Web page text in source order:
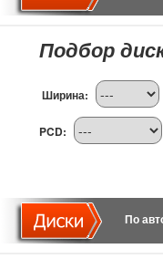
Подбор
Ширина:
PCD:
По